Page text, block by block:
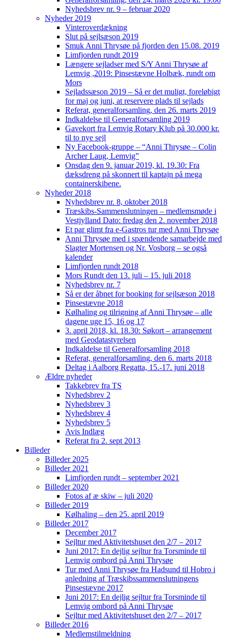
Nyhedsbrev nr. 9 – februar 2020
Nyheder 2019
Vinteroverdækning
Slut på sejlsæson 2019
Smuk Anni Thrysøe på fjorden den 15.08. 2019
Limfjorden rundt 2019
Længere sejladser med S/Y Anni Thrysøe af
Lemvig ,2019: Pinsestævne Holbæk, rundt om
Mors
Sejladssæson 2019 – Så er det muligt, foreløbigt
for maj og juni, at reservere plads til sejlads
Referat, generalforsamling, den 26. marts 2019
Indkaldelse til Generalforsamling 2019
Gavekort fra Lemvig Rotary Klub på 30.000 kr.
til to nye sejl
Ny Facebook-gruppe – “Anni Thrysøe – Colin
Archer Laug, Lemvig”
Onsdag den 9. januar 2019, kl. 19.30: Fra
dæksdreng på skonnert til kaptajn på mega
containerskibene.
Nyheder 2018
Nyhedsbrev nr. 8, oktober 2018
Træskibs-Sammenslutningen – medlemsmøde i
Vestjylland Dato: fredag den 2. november 2018
Et par glimt fra e-Gastros tur med Anni Thrysøe
Anni Thrysøe med i spændende samarbejde med
Slagter Mortensen og Nr. Vosborg – se også
kalender
Limfjorden rundt 2018
Mors Rundt den 13. juli – 15. juli 2018
Nyhedsbrev nr. 7
Så er der åbnet for booking for sejlsæson 2018
Pinsestævne 2018
Kølhaling og tilrigning af Anni Thrysøe – alle
dagene uge 15, 16 og 17
3. april 2018, kl. 18.30: Søkort – arrangement
med Geodatastyrelsen
Indkaldelse til Generalforsamling 2018
Referat, generalforsamling, den 6. marts 2018
Deltag i Aalborg Regatta, 15.-17. juni 2018
Ældre nyheder
Takkebrev fra TS
Nyhedsbrev 2
Nyhedsbrev 3
Nyhedsbrev 4
Nyhedsbrev 5
Avis Indlæg
Referat fra 2. sept 2013
Billeder
Billeder 2025
Billeder 2021
Limfjorden rundt – september 2021
Billeder 2020
Fotos af æ skiw – juli 2020
Billeder 2019
Kølhaling – den 25. april 2019
Billeder 2017
December 2017
Sejltur med Aktivitetshuset den 2/7 – 2017
Juni 2017: En dejlig sejltur fra Torsminde til
Lemvig ombord på Anni Thrysøe
Tur med Anni Thrysøe fra Hadsund til Hobro i
anledning af Træskibssammenslutningens
Pinsestævne 2017
Juni 2017: En dejlig sejltur fra Torsminde til
Lemvig ombord på Anni Thrysøe
Sejltur med Aktivitetshuset den 2/7 – 2017
Billeder 2016
Medlemstilmeldning